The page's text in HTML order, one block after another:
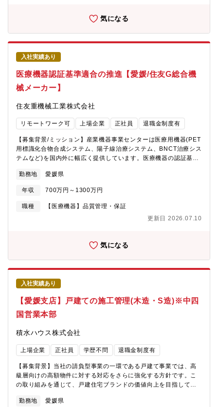
説明【本ポジションの魅力】・成長産業であるLIB分野での最先端
開発に携わることができる・自身の開発した材料が電動車両に搭
載される達成感を得られる【出張の頻度】業務状況によります
が、１回/月程度（主に国内）になると思います。【配属部門構
成】◆技術本部 電池研究所人数：94名（男性75名、女性19
名）、平均年齢36.2歳部門トップ：50代配属先グループ構成人
数：10～20名程度【キャリアパス】新規製品化を目指した材料及
びプロセスの開発業務、顧客との交渉、開発を進める上での部
下・関係部署とのコミュニケーションの経験を積み、事業に貢献
ー、グループリーダーへとステップアップしていただく。希望が
あれば、工場での技術職などで経験を積むことも可能です。【入
社後の教育】入社後はOJT教育を中心に業務に慣れていただきま
立ちをして、遅くとも1年後には担当業務をメインで担当いただく
予定です。福利厚生の一環としてUdemyによるWEB教育コンテン
ツなどを取り入れております。【組織の特徴（就業環境）】・フ
レックス制度は導入していませんが、状況に応じた勤務時間の変
度とメリハリのある、効率よく業務できる環境です。個人の事情
年間15日以上取得している社員が大多数を占め、平均取得率は約
90％です。【新居浜の魅力】四国のほぼ中央に位置する愛媛県新
指の工業都市へと発展しました。住民のおよそ3分の1が市外から
人数（合計特殊出生率）は全国トップクラスであり、「子育てが
2022年9月には、別子地区に新社員寮が完成しました。※詳細な
魅力はこちら↓＜ようこそ新居浜ライフ＞
https://www.smm.co.jp/r_info/saiyo/niihama_life/＜えひめ移住
ネット＞ https://e-iju.net/ehime/niihama/【同社の魅力】■400年
以上も前から続く住友グループのルーツである銅製錬業・鉱山業
を受け継いでいる日本を代表する総合非鉄素材メーカーです。
「技術力・研究開発力」「グローバル化」「健全な財務体質」が
同社の圧倒的な強みであり、資源事業、製錬事業、材料事業と川
上から川下まで事業展開しているため事業の安定性が非常に高い
です。■社員を大切にし、組織の一人一人の力を十分に発揮するこ
フバランス向上の一環で産休・育休の取得体制が整備されていま
気になる
入社実績あり
医療機器認証基準適合の推進【愛媛/住友G総合機
械メーカー】
住友重機械工業株式会社
リモートワーク可 上場企業 正社員 退職金制度有
【募集背景/ミッション】産業機器事業センターは医療用機器(PET
用標識化合物合成システム、陽子線治療システム、BNCT治療シス
テムなど)を国内外に幅広く提供しています。医療機器の認証基準
ームを新設します。そのチームにおいて、医療機器認証基準に関
わる専門スキルを持ち活動を先導できる人財を募集いたします。
＜産業機器事業センターのミッション＞先端技術で社会課題を解
決し、sustainableな社会に貢献する＜医療機種のビジョン＞20年
献し、全世界の健康寿命を延ばす【職務内容】医療機器の認証基
ていただきます。・医療機器に関わる規格の制定・改訂情報を収
集する。・事業部の商品・技術と照らして規格を解釈し、技術部
門(設計部、カスタマーサポート部、製造部)に具体的な行動指示を
出す。・技術部門が作成する規格適合根拠文書を点検する。・規
格適合活動の進捗管理を行う。・規格に関わる啓蒙活動、教育計
画立案を行う。・公的規格制定、標準化に関わる社内情報管理・
調整を行う。医療機器の認証基準への適合活動を推進する立場と
して、主に以下の業務に関わっていただきます。・医療機器に関
わる規格の制定・改訂情報を収集する。・事業部の商品・技術と
部、製造部)に具体的な行動指示を出す。・技術部門が作成する規
格適合根拠文書を点検する。・規格適合活動の進捗管理を行
う。・規格に関わる啓蒙活動、教育計画立案を行う。・公的規格
品に関係する医療機器認証基準の例>・JIS T 0601-1 医用電気機
器―第１部：基礎安全及び基本性能に関する一般要求事項・JIS T
0601-1-2 医用電気機器―第１－２部：基礎安全及び基本性能に
関する一般要求事項―副通則：電磁妨害―要求事項及び試験・JIS
勤務地 愛媛県
年収 700万円～1300万円
職種
【医療機器】品質管理・保証
更新日 2026.07.10
気になる
入社実績あり
【愛媛支店】戸建ての施工管理(木造・S造)※中四
国営業本部
積水ハウス株式会社
上場企業 正社員 学歴不問 退職金制度有
【募集背景】当社の請負型事業の一環である戸建て事業では、高
級層向けの高額物件に対する対応をさらに強化する方針です。こ
の取り組みを通じて、戸建住宅ブランドの価値向上を目指してお
募集いたします。【業務内容】施工管理担当として、新築戸建て
勤務地 愛媛県